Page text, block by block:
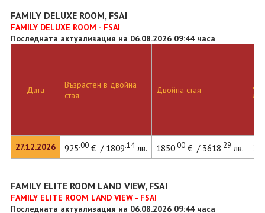
FAMILY DELUXE ROOM, FSAI
FAMILY DELUXE ROOM - FSAI
Последната актуализация на 06.08.2026 09:44 часа
Дата
27.12.2026
Възрастен в двойна
стая
Двойна стая
925.00€ / 1809.14лв. 1850.00€ / 3618.29 лв.
FAMILY ELITE ROOM LAND VIEW, FSAI
FAMILY ELITE ROOM LAND VIEW - FSAI
Последната актуализация на 06.08.2026 09:44 часа